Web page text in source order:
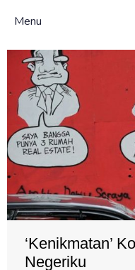
Menu
‘Kenikmatan’
Negeriku